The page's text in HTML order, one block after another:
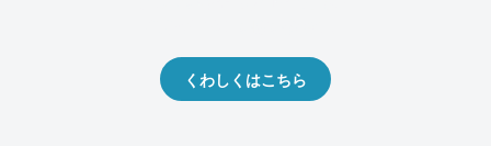
くわしくはこちら